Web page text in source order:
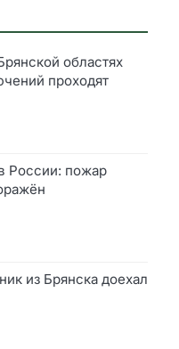
областях
проходят
России: пожар
из Брянска доехал